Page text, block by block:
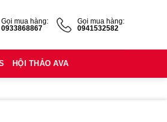
Gọi mua hàng:
0933868867
Gọi mua hàng:
0941532582
HỘI THẢO AVA